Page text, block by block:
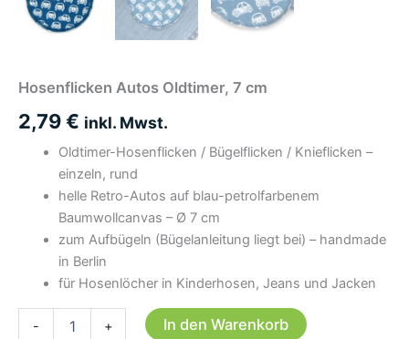
Hosenflicken Autos Oldtimer, 7 cm
2,79€ inkl. Mwst.
Oldtimer-Hosenflicken / Bügelflicken / Knieflicken –
einzeln, rund
helle Retro-Autos auf blau-petrolfarbenem
Baumwollcanvas – Ø 7 cm
zum Aufbügeln (Bügelanleitung liegt bei) – handmade
in Berlin
für Hosenlöcher in Kinderhosen, Jeans und Jacken
- + In den Warenkorb